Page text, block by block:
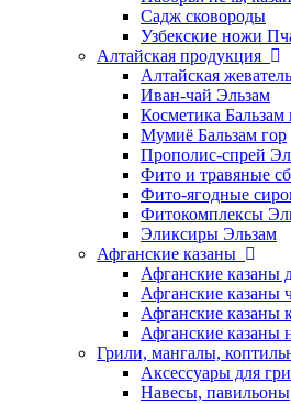
Садж сковороды
Узбекские ножи
Алтайская продукция
Алтайская
Иван-чай Эльзам
Косметика Бальзам
Мумиё Бальзам гор
Прополис-спрей
Фито и травяные
Фито-ягодные
Фитокомплексы
Эликсиры Эльзам
Афганские казаны
Афганские казаны
Афганские казаны
Афганские казаны
Афганские казаны
Грили, мангалы,
Аксессуары для
Навесы, павильоны